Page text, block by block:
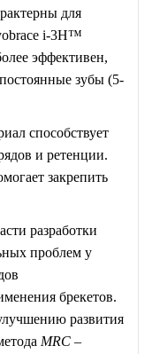
для
i-3H™
эффективен,
зубы (5-
способствует
и ретенции.
закрепить
разработки
проблем у
брекетов.
развития
MRC –